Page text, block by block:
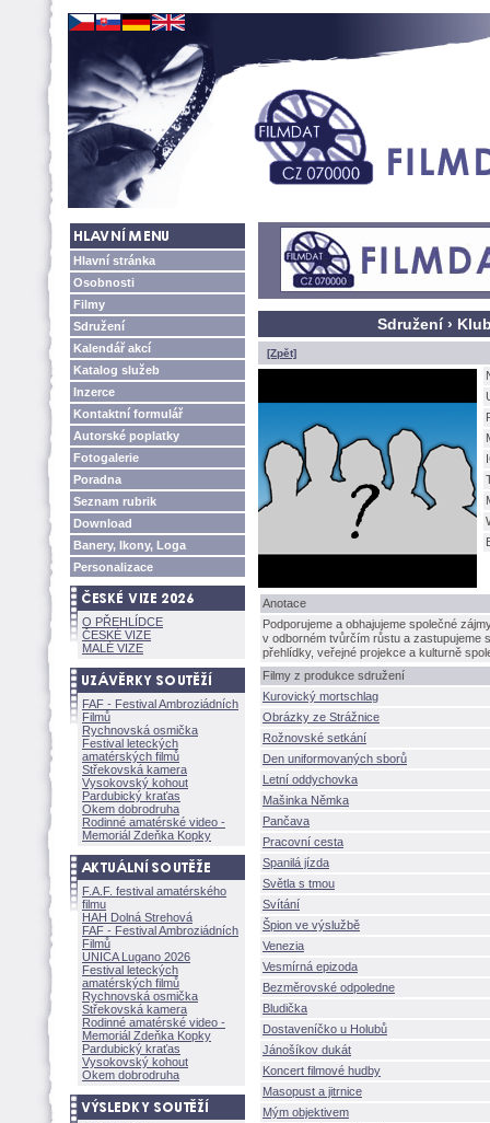
Hlavní stránka
Osobnosti
Filmy
Sdružení
Kalendář akcí
Katalog služeb
Inzerce
Kontaktní formulář
Autorské poplatky
Fotogalerie
Poradna
Seznam rubrik
Download
Banery, Ikony, Loga
Personalizace
O PŘEHLÍDCE
ČESKÉ VIZE
MALÉ VIZE
FAF - Festival Ambroziádních
Filmů
Rychnovská osmička
Festival leteckých
amatérských filmů
Střekovská kamera
Vysokovský kohout
Pardubický kraťas
Okem dobrodruha
Rodinné amatérské video -
Memoriál Zdeňka Kopky
F.A.F. festival amatérského
filmu
HAH Dolná Strehov
FAF - Festival Ambroziádních
Filmů
UNICA Lugano 2026
Festival leteckých
amatérských filmů
Rychnovská osmička
Střekovská kamera
Rodinné amatérské video -
Memoriál Zdeňka Kopky
Pardubický kraťas
Vysokovský kohout
Okem dobrodruha
Sdružení ›
[Zpět]
Anotace
Podporujeme a obhajujeme společné
v odborném tvůrčím růstu a zastupujeme
přehlídky, veřejné projekce a kulturně
Filmy z produkce sdružení
Kurovický mortschlag
Obrázky ze Strážnice
Rožnovské setkání
Den uniformovaných sborů
Letní oddychovka
Mašinka Němka
Pančava
Pracovní cesta
Spanilá jízda
Světla s tmou
Svítání
pion ve výslužbě
Venezia
Vesmírná epizoda
Bezměrovské odpoledne
Bludička
Dostaveníčko u Holubů
Jánošíkov dukát
Koncert filmové hudby
Masopust a jitrnice
Mým objektivem